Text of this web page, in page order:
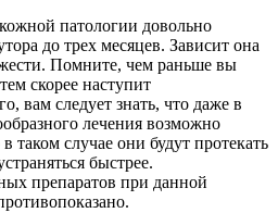
патологии довольно
до трех месяцев. Зависит она
Помните, чем раньше вы
скорее наступит
вам следует знать, что даже в
лечения возможно
таком случае они будут протекать
быстрее.
препаратов при данной